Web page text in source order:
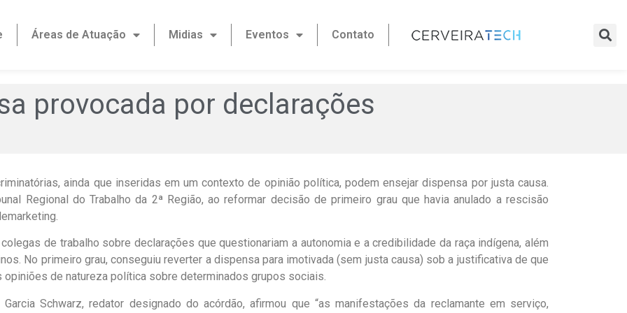
Áreas de Atuação Midias Eventos Contato
provocada por declarações
ainda que inseridas em um contexto de opinião política, podem ensejar dispensa por justa causa.
Regional do Trabalho da 2ª Região, ao reformar decisão de primeiro grau que havia anulado a rescisão
de trabalho sobre declarações que questionariam a autonomia e a credibilidade da raça indígena, além
No primeiro grau, conseguiu reverter a dispensa para imotivada (sem justa causa) sob a justificativa de que
de natureza política sobre determinados grupos sociais.
Schwarz, redator designado do acórdão, afirmou que “as manifestações da reclamante em serviço,